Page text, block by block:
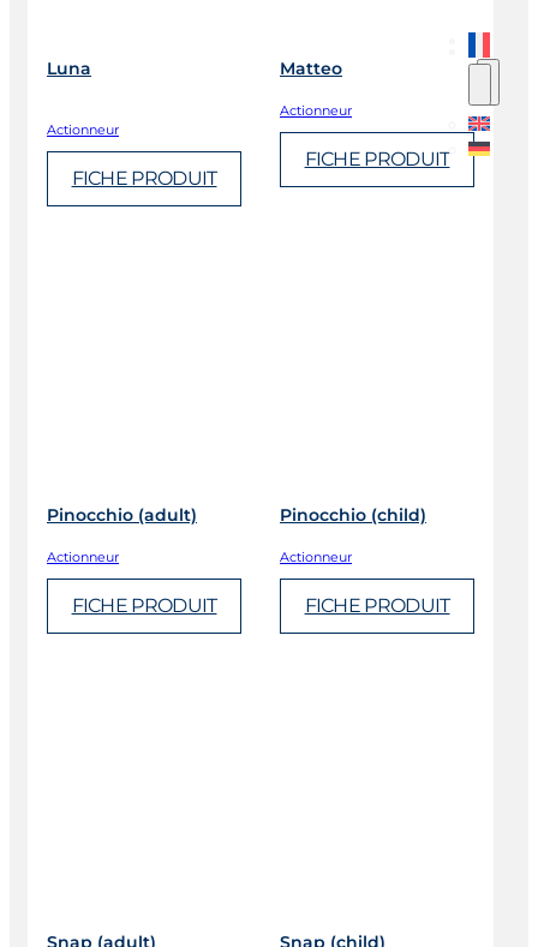
Luna
Actionneur
FICHE PRODUIT
Matteo
Actionneur
FICHE PRODUIT
Pinocchio (adult)
Actionneur
FICHE PRODUIT
Pinocchio (child)
Actionneur
FICHE PRODUIT
Snap (adult) Snap (child)